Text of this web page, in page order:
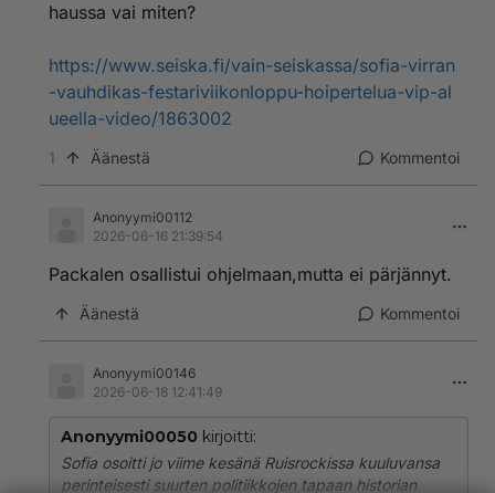
haussa vai miten?
https://www.seiska.fi/vain-seiskassa/sofia-virran
-vauhdikas-festariviikonloppu-hoipertelua-vip-al
ueella-video/1863002
1 Äänestä Kommentoi
Anonyymi00112
2026-06-16 21:39:54
Packalen osallistui ohjelmaan,mutta ei pärjännyt.
Äänestä Kommentoi
Anonyymi00146
2026-06-18 12:41:49
Anonyymi00050 kirjoitti:
Sofia osoitti jo viime kesänä Ruisrockissa kuuluvansa
perinteisesti suurten politiikkojen tapaan historian